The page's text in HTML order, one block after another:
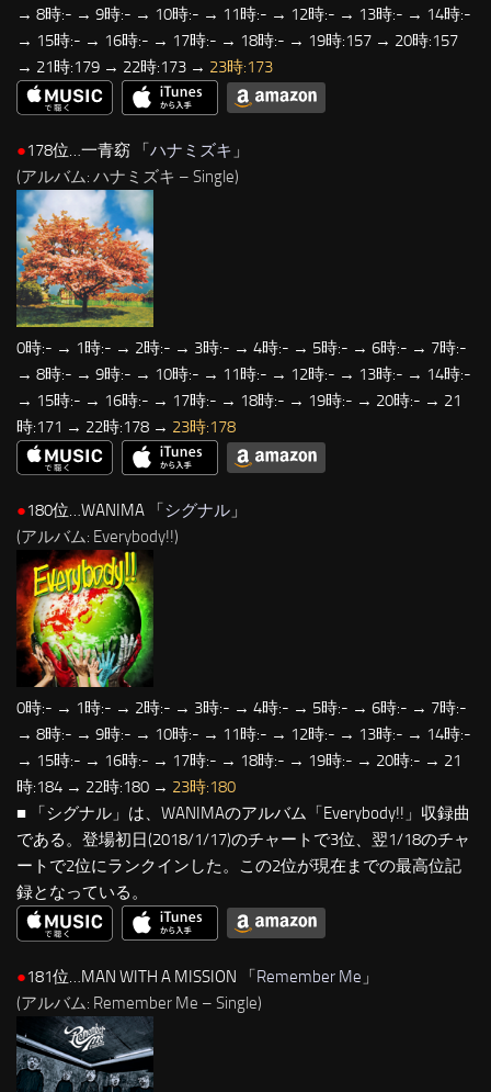
→ 8時:- → 9時:- → 10時:- → 11時:- → 12時:- → 13時:- → 14時:-
→ 15時:- → 16時:- → 17時:- → 18時:- → 19時:157 → 20時:157
→ 21時:179 → 22時:173 → 23時:173
●178位…一青窈 「ハナミズキ 」
(アルバム: ハナミズキ – Single)
0時:- → 1時:- → 2時:- → 3時:- → 4時:- → 5時:- → 6時:- → 7時:-
→ 8時:- → 9時:- → 10時:- → 11時:- → 12時:- → 13時:- → 14時:-
→ 15時:- → 16時:- → 17時:- → 18時:- → 19時:- → 20時:- → 21
時:171 → 22時:178 → 23時:178
●180位…WANIMA 「 シグナル 」
(アルバム: Everybody!!)
0時:- → 1時:- → 2時:- → 3時:- → 4時:- → 5時:- → 6時:- → 7時:-
→ 8時:- → 9時:- → 10時:- → 11時:- → 12時:- → 13時:- → 14時:-
→ 15時:- → 16時:- → 17時:- → 18時:- → 19時:- → 20時:- → 21
時:184 → 22時:180 → 23時:180
■ 「シグナル」は、WANIMAのアルバム「Everybody!!」収録曲
である。登場初日(2018/1/17)のチャートで3位、翌1/18のチャ
ートで2位にランクインした。この2位が現在までの最高位記
録となっている。
●181位…MAN WITH A MISSION 「Remember Me 」
(アルバム: Remember Me – Single)